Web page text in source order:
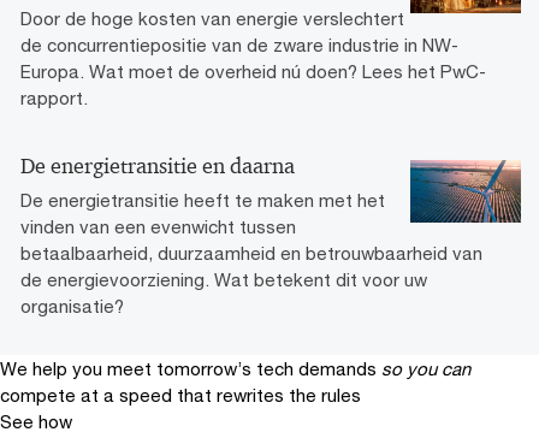
Door de hoge kosten van energie verslechtert
de concurrentiepositie van de zware industrie in NW-
Europa. Wat moet de overheid nú doen? Lees het PwC-
rapport.
De energietransitie en daarna
De energietransitie heeft te maken met het
vinden van een evenwicht tussen
betaalbaarheid, duurzaamheid en betrouwbaarheid van
de energievoorziening. Wat betekent dit voor uw
organisatie?
We help you meet tomorrow’s tech demands so you can
compete at a speed that rewrites the rules
See how